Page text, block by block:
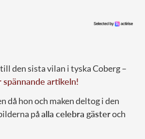
den sista vilan i tyska Coberg –
spännande artikeln!
då hon och maken deltog i den
påalla celebra gästeroch